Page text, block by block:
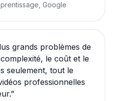
Google
grands problèmes de
le coût et le
seulement, tout le
professionnelles
”